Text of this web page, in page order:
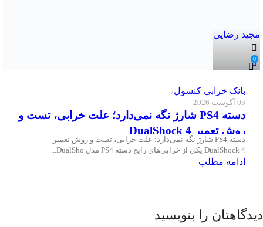
03 آگوست 2026
دسته PS4 شارژ نگه نمی‌دارد؛ علت خرابی، تست و
روش تعمیر DualShock 4
دسته PS4 شارژ نگه نمی‌دارد؛ علت خرابی، تست و روش تعمیر
DualShock 4 یکی از خرابی‌های رایج دسته PS4 مدل DualSho...
ادامه مطلب